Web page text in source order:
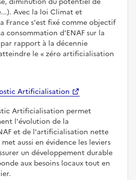
Avec la loi Climat et
France s'est fixé comme objectif
consommation d'ENAF sur la
par rapport à la décennie
le
zéro artificialisation
Artificialisation
Artificialisation permet
l'évolution de la
et de l'artificialisation nette
aussi en évidence les leviers
un développement durable
aux besoins locaux tout en